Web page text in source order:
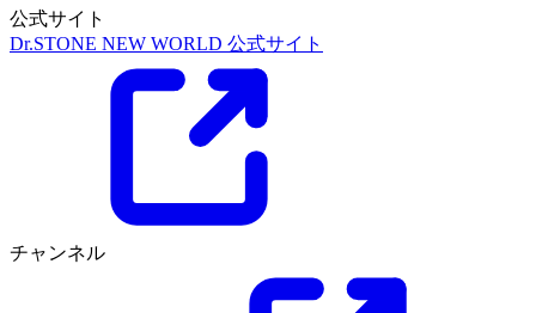
公式サイト
Dr.STONE NEW WORLD 公式サイト
チャンネル